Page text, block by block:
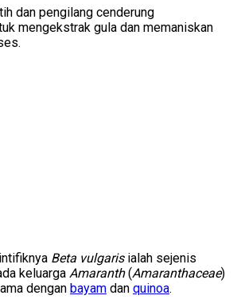
dan pengilang cenderung
mengekstrak gula dan memaniskan
Beta vulgarisialah sejenis
keluarga Amaranth(Amaranthaceae)
dengan bayam dan quinoa.